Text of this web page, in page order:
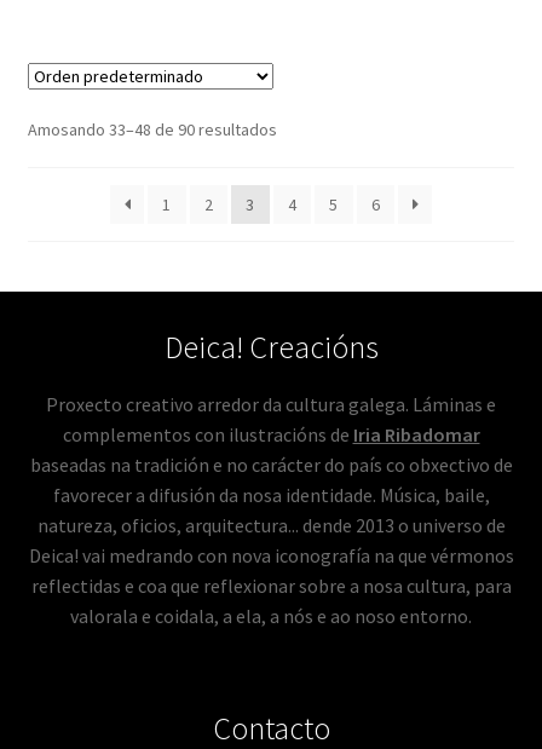
Amosando 33–48 de 90 resultados
1 2 3 4 5 6
Deica! Creacións
Proxecto creativo arredor da cultura galega. Láminas e
complementos con ilustracións de Iria Ribadomar
baseadas na tradición e no carácter do país co obxectivo de
favorecer a difusión da nosa identidade. Música, baile,
natureza, oficios, arquitectura... dende 2013 o universo de
Deica! vai medrando con nova iconografía na que vérmonos
reflectidas e coa que reflexionar sobre a nosa cultura, para
valorala e coidala, a ela, a nós e ao noso entorno.
Contacto